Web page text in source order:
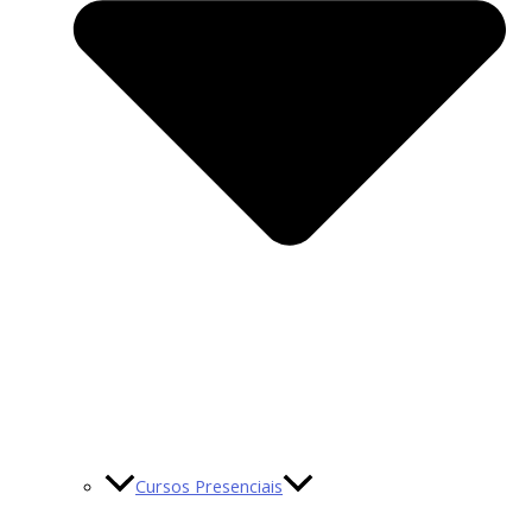
Cursos Presenciais